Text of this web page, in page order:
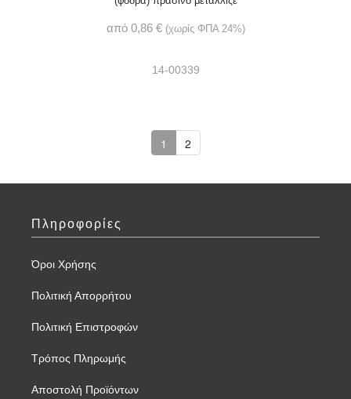
από 0,86 € (χωρίς ΦΠΑ 24%)
14-00339
1 2
Πληροφορίες
Όροι Χρήσης
Πολιτική Απορρήτου
Πολιτική Επιστροφών
Τρόπος Πληρωμής
Αποστολή Προϊόντων